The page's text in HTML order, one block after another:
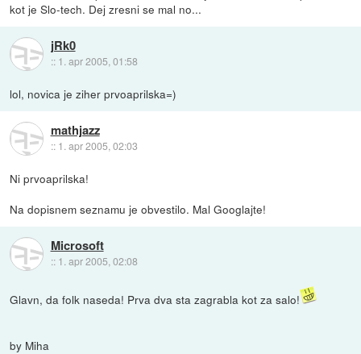
kot je Slo-tech. Dej zresni se mal no...
jRk0
:: 1. apr 2005, 01:58
lol, novica je ziher prvoaprilska=)
mathjazz
:: 1. apr 2005, 02:03
Ni prvoaprilska!
Na dopisnem seznamu je obvestilo. Mal Googlajte!
Microsoft
:: 1. apr 2005, 02:08
Glavn, da folk naseda! Prva dva sta zagrabla kot za salo!
by Miha